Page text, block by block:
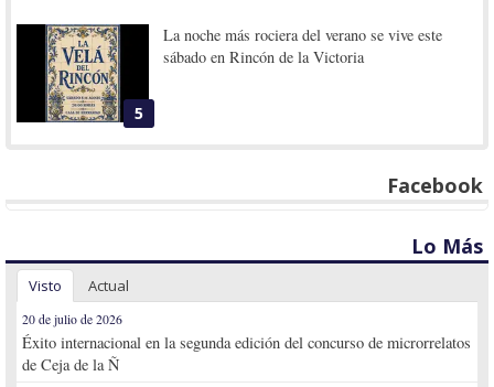
5
La noche más rociera del verano se vive este
sábado en Rincón de la Victoria
Facebook
Lo Más
Visto Actual
20 de julio de 2026
Éxito internacional en la segunda edición del concurso de microrrelatos
de Ceja de la Ñ